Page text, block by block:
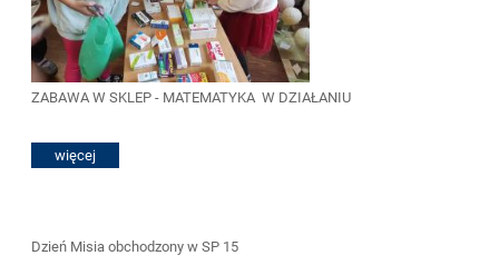
ZABAWA W SKLEP - MATEMATYKA W DZIAŁANIU
więcej
Dzień Misia obchodzony w SP 15